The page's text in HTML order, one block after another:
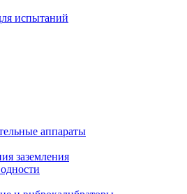
испытаний
аппараты
заземления